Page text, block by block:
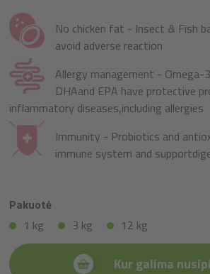
No chicken fat - Insect & Fish
avoid adverse reaction
Allergy management -
DHAand EPA have protective
inflammatory diseases,including allergies
Immunity - Probiotics and
immune system and
Pakuotė
1 kg
3 kg 12 kg
Kur galima